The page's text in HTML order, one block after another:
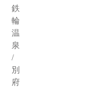
鉄
輪
温
泉
/
別
府